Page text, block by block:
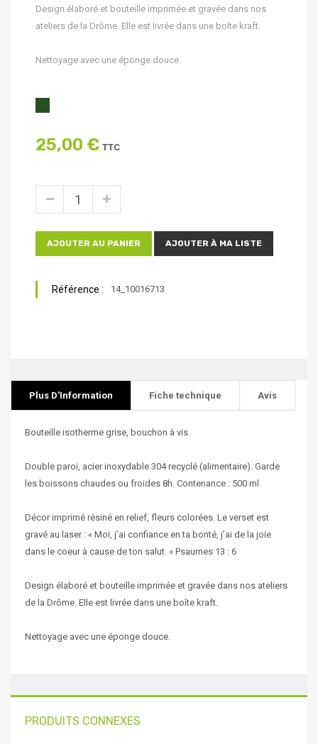
Design élaboré et bouteille imprimée et gravée dans nos
ateliers de la Drôme. Elle est livrée dans une boîte kraft.
Nettoyage avec une éponge douce.
25,00 € TTC
AJOUTER AU PANIER AJOUTER À MA LISTE
Référence : 14_10016713
Plus D'Information Fiche technique Avis
Bouteille isotherme grise, bouchon à vis.
Double paroi, acier inoxydable 304 recyclé (alimentaire). Garde
les boissons chaudes ou froides 8h. Contenance : 500 ml
Décor imprimé résiné en relief, fleurs colorées. Le verset est
gravé au laser : « Moi, j’ai confiance en ta bonté, j’ai de la joie
dans le coeur à cause de ton salut. » Psaumes 13 : 6
Design élaboré et bouteille imprimée et gravée dans nos ateliers
de la Drôme. Elle est livrée dans une boîte kraft.
Nettoyage avec une éponge douce.
PRODUITS CONNEXES